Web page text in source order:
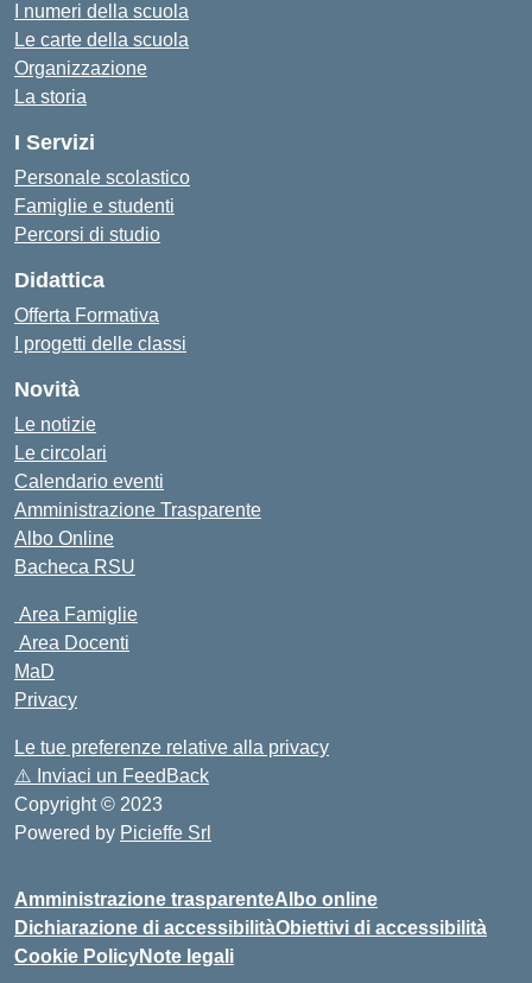
I numeri della scuola
Le carte della scuola
Organizzazione
La storia
I Servizi
Personale scolastico
Famiglie e studenti
Percorsi di studio
Didattica
Offerta Formativa
I progetti delle classi
Novità
Le notizie
Le circolari
Calendario eventi
Amministrazione Trasparente
Albo Online
Bacheca RSU
Area Famiglie
Area Docenti
MaD
Privacy
Le tue preferenze relative alla privacy
⚠️ Inviaci un FeedBack
Copyright © 2023
Powered by Picieffe Srl
Amministrazione trasparenteAlbo online
Dichiarazione di accessibilitàObiettivi di accessibilità
Cookie PolicyNote legali